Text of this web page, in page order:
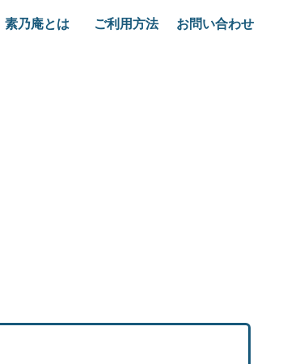
素乃庵とは ご利用方法 お問い合わせ